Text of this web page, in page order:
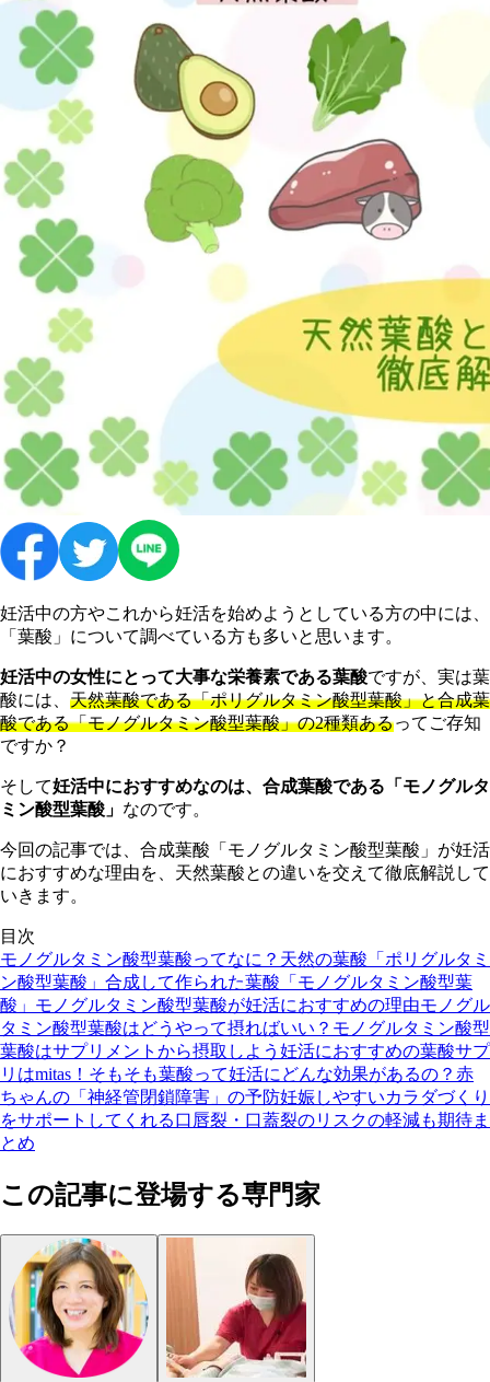
妊活中の方やこれから妊活を始めようとしている方の中には、
「葉酸」について調べている方も多いと思います。
妊活中の女性にとって大事な栄養素である葉酸ですが、実は葉
酸には、 天然葉酸である「ポリグルタミン酸型葉酸」と合成葉
酸である「モノグルタミン酸型葉酸」の2種類あるってご存知
ですか？
そして妊活中におすすめなのは、合成葉酸である「モノグルタ
ミン酸型葉酸」 なのです。
今回の記事では、合成葉酸「モノグルタミン酸型葉酸」が妊活
におすすめな理由を、天然葉酸との違いを交えて徹底解説して
いきます。
目次
モノグルタミン酸型葉酸ってなに？ 天然の葉酸「ポリグルタミ
ン酸型葉酸」 合成して作られた葉酸「モノグルタミン酸型葉
酸」 モノグルタミン酸型葉酸が妊活におすすめの理由モノグル
タミン酸型葉酸はどうやって摂ればいい？ モノグルタミン酸型
葉酸はサプリメントから摂取しよう 妊活におすすめの葉酸サプ
リはmitas！ そもそも葉酸って妊活にどんな効果があるの？ 赤
ちゃんの「神経管閉鎖障害」の予防妊娠しやすいカラダづくり
をサポートしてくれる口唇裂・口蓋裂のリスクの軽減も期待ま
とめ
この記事に登場する専門家